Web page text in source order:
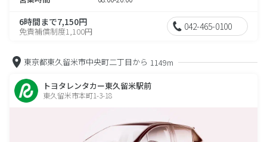
6時間まで7,150円
免責補償制度1,100円 042-465-0100
東京都東久留米市中央町二丁目から 1149m
トヨタレンタカー東久留米駅前
東久留米市本町1-3-18